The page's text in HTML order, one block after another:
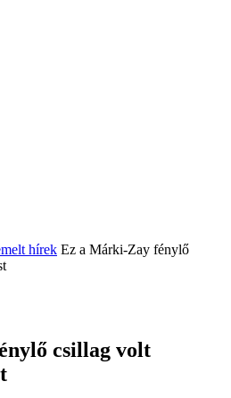
hírek Ez a Márki-Zay fénylő
csillag volt